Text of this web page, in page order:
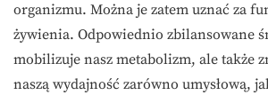
organizmu. Można je zatem uznać za
żywienia. Odpowiednio zbilansowane
mobilizuje nasz metabolizm, ale także
naszą wydajność zarówno umysłową,